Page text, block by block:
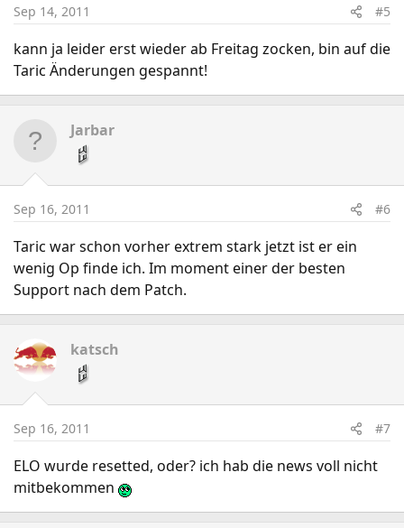
Sep 14, 2011 #5
kann ja leider erst wieder ab Freitag zocken, bin auf die
Taric Änderungen gespannt!
Jarbar
Sep 16, 2011 #6
Taric war schon vorher extrem stark jetzt ist er ein
wenig Op finde ich. Im moment einer der besten
Support nach dem Patch.
katsch
Sep 16, 2011 #7
ELO wurde resetted, oder? ich hab die news voll nicht
mitbekommen